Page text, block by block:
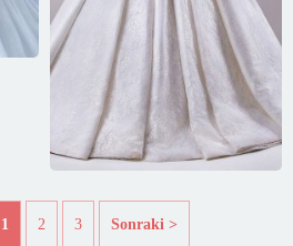
1 2 3 Sonraki >